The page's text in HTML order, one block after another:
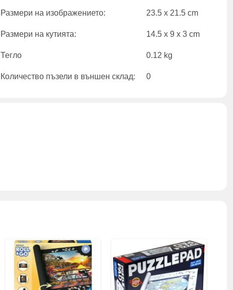
Размери на изображението: 23.5 x 21.5 cm
Размери на кутията: 14.5 x 9 x 3 cm
Тегло 0.12 kg
Количество пъзели в външен склад: 0